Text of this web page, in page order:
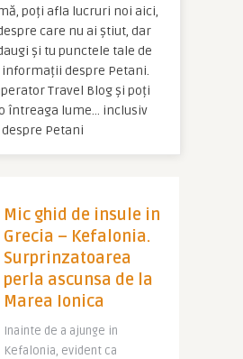
poți afla lucruri noi aici,
care nu ai știut, dar
și tu punctele tale de
informații despre Petani.
Travel Blog și poți
întreaga lume… inclusiv
despre Petani
Mic ghid de insule in
Grecia – Kefalonia.
Surprinzatoarea
perla ascunsa de la
Marea Ionica
Inainte de a ajunge in
Kefalonia, evident ca